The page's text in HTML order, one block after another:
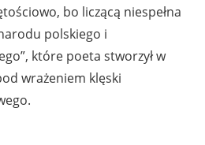
bo liczącą niespełna
polskiego i
które poeta stworzył w
wrażeniem klęski